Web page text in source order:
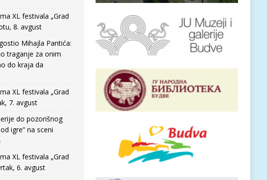
XL festivala „Grad
8. avgust
Mihajla Pantića:
traganje za onim
do kraja da
XL festivala „Grad
7. avgust
do pozorišnog
igre” na sceni
XL festivala „Grad
6. avgust